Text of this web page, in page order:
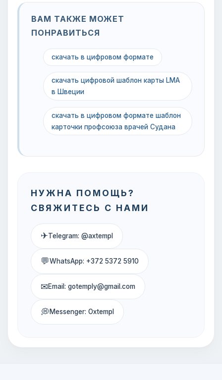
ВАМ ТАКЖЕ МОЖЕТ
ПОНРАВИТЬСЯ
скачать в цифровом формате
скачать цифровой шаблон карты LMA
в Швеции
скачать в цифровом формате шаблон
карточки профсоюза врачей Судана
НУЖНА ПОМОЩЬ?
СВЯЖИТЕСЬ С НАМИ
✈Telegram: @axtempl
💬WhatsApp: +372 5372 5910
✉Email: gotemply@gmail.com
💭Messenger: Oxtempl